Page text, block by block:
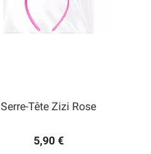
Serre-Tête Zizi Rose
5,90 €